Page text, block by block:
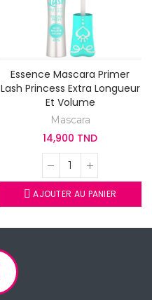
Essence Mascara Primer
Lash Princess Extra Longueur
Et Volume
Mascara
14,900 TND
AJOUTER AU PANIER